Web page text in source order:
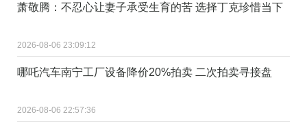
萧敬腾：不忍心让妻子承受生育的苦 选择丁克珍惜当下
2026-08-06 23:09:12
哪吒汽车南宁工厂设备降价20%拍卖 二次拍卖寻接盘
2026-08-06 22:57:36